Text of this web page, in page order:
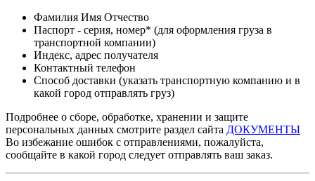
Фамилия Имя Отчество
Паспорт - серия, номер* (для оформления груза в
транспортной компании)
Индекс, адрес получателя
Контактный телефон
Способ доставки (указать транспортную компанию и в
какой город отправлять груз)
Подробнее о сборе, обработке, хранении и защите
персональных данных смотрите раздел сайта ДОКУМЕНТЫ
Во избежание ошибок с отправлениями, пожалуйста,
сообщайте в какой город следует отправлять ваш заказ.